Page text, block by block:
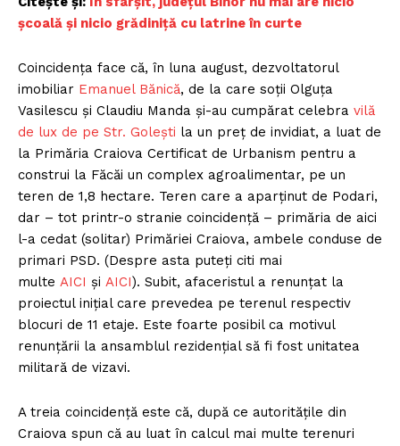
școală și nicio grădiniță cu latrine în curte
Coincidența face că, în luna august, dezvoltatorul
imobiliar Emanuel Bănică, de la care soții Olguța
Vasilescu și Claudiu Manda și-au cumpărat celebra vilă
de lux de pe Str. Golești la un preț de invidiat, a luat de
la Primăria Craiova Certificat de Urbanism pentru a
construi la Făcăi un complex agroalimentar, pe un
teren de 1,8 hectare. Teren care a aparținut de Podari,
dar – tot printr-o stranie coincidență – primăria de aici
l-a cedat (solitar) Primăriei Craiova, ambele conduse de
primari PSD. (Despre asta puteți citi mai
multe AICI și AICI). Subit, afaceristul a renunțat la
proiectul inițial care prevedea pe terenul respectiv
blocuri de 11 etaje. Este foarte posibil ca motivul
renunțării la ansamblul rezidențial să fi fost unitatea
militară de vizavi.
A treia coincidență este că, după ce autoritățile din
Craiova spun că au luat în calcul mai multe terenuri